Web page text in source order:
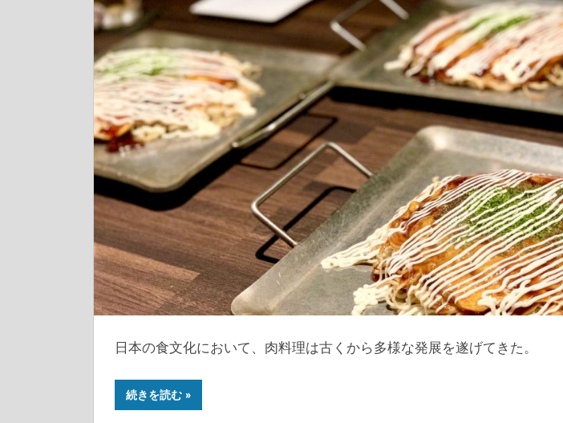
日本の食文化において、肉料理は古くから多様な発展を遂げてきた。
続きを読む